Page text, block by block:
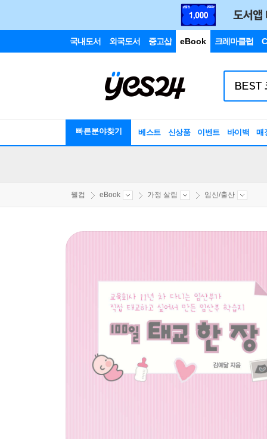
국내도서 외국도서 중고샵 eBook 크레마클럽
빠른분야찾기 베스트 신상품 이벤트 바이백 매
웰컴 eBook 가정 살림 임신/출산